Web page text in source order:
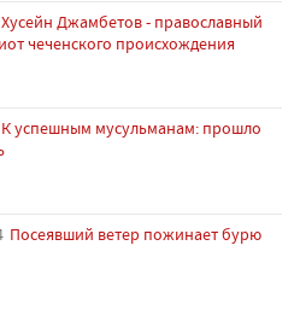
Хусейн Джамбетов - православный
чеченского происхождения
К успешным мусульманам: прошло
Посеявший ветер пожинает бурю